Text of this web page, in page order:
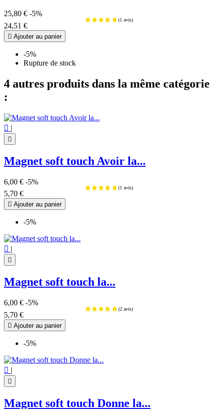
25,80 € -5%
24,51 €
 Ajouter au panier
-5%
Rupture de stock
4 autres produits dans la même catégorie
:
 |

Magnet soft touch Avoir la...
6,00 € -5%
5,70 €
 Ajouter au panier
-5%
 |

Magnet soft touch la...
6,00 € -5%
5,70 €
 Ajouter au panier
-5%
 |

Magnet soft touch Donne la...